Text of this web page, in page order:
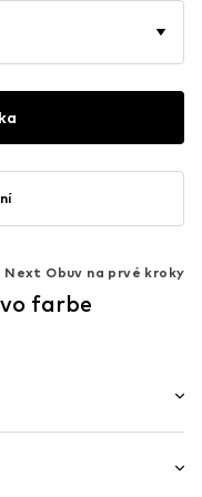
Next Obuv na prvé kroky
farbe